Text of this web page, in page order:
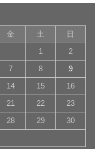
金 土 日
1 2
7 8 9
14 15 16
21 22 23
28 29 30